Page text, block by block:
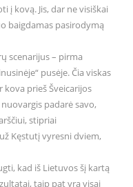
į kovą. Jis, dar ne visiškai
baigdamas pasirodymą
scenarijus – pirma
pusėje. Čia viskas
prieš Šveicarijos
padarė savo,
stipriai
Kęstutį vyresni dviem,
kad iš Lietuvos šį kartą
taip pat yra visai